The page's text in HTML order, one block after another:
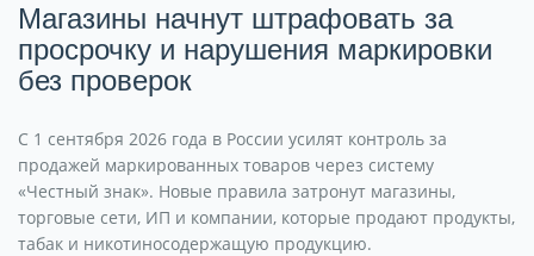
Магазины начнут штрафовать за
просрочку и нарушения маркировки
без проверок
С 1 сентября 2026 года в России усилят контроль за
продажей маркированных товаров через систему
«Честный знак». Новые правила затронут магазины,
торговые сети, ИП и компании, которые продают продукты,
табак и никотиносодержащую продукцию.